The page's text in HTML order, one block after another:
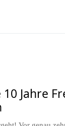
Jahre